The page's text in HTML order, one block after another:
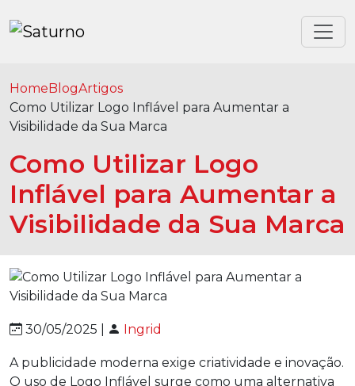
HomeBlogArtigos
Como Utilizar Logo Inflável para Aumentar a
Visibilidade da Sua Marca
Como Utilizar Logo
Inflável para Aumentar a
Visibilidade da Sua Marca
30/05/2025 | Ingrid
A publicidade moderna exige criatividade e inovação.
O uso de Logo Inflável surge como uma alternativa